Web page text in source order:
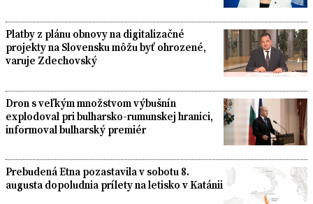
Platby z plánu obnovy na digitalizačné
projekty na Slovensku môžu byť ohrozené,
varuje Zdechovský
Dron s veľkým množstvom výbušnín
explodoval pri bulharsko-rumunskej hranici,
informoval bulharský premiér
Prebudená Etna pozastavila v sobotu 8.
augusta dopoludnia prílety na letisko v Katánii